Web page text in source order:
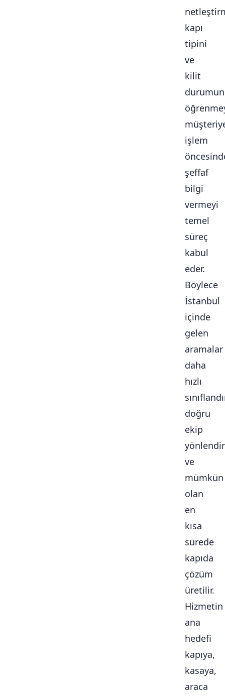
kapı
tipini
ve
kilit
işlem
şeffaf
bilgi
vermeyi
temel
süreç
kabul
eder.
Böylece
İstanbul
içinde
gelen
aramalar
daha
hızlı
doğru
ekip
ve
mümkün
olan
en
kısa
sürede
kapıda
çözüm
üretilir.
Hizmetin
ana
hedefi
kapıya,
kasaya,
araca